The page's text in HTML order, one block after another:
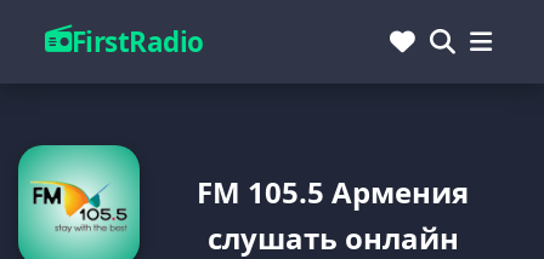
FirstRadio
FM 105.5 Армения
слушать онлайн